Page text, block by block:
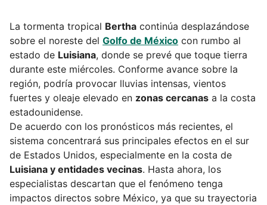
La tormenta tropical Bertha continúa desplazándose
sobre el noreste del Golfo de México con rumbo al
estado de Luisiana, donde se prevé que toque tierra
durante este miércoles. Conforme avance sobre la
región, podría provocar lluvias intensas, vientos
fuertes y oleaje elevado en zonas cercanas a la costa
estadounidense.
De acuerdo con los pronósticos más recientes, el
sistema concentrará sus principales efectos en el sur
de Estados Unidos, especialmente en la costa de
Luisiana y entidades vecinas. Hasta ahora, los
especialistas descartan que el fenómeno tenga
impactos directos sobre México, ya que su trayectoria